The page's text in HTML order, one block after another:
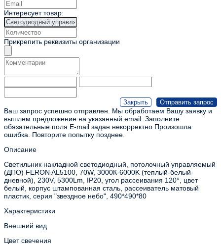
Интересует товар:
Прикрепить реквизиты организации
Ваш запрос успешно отправлен. Мы обработаем Вашу заявку и
вышлем предложение на указанный email. Заполните
обязательные поля E-mail задан некорректно Произошла
ошибка. Повторите попытку позднее.
Описание
Светильник накладной светодиодный, потолочный управляемый
(ДПО) FERON AL5100, 70W, 3000К-6000K (теплый-белый-
дневной), 230V, 5300Lm, IP20, угол рассеивания 120°, цвет
белый, корпус штампованная сталь, рассеиватель матовый
пластик, серия "звездное небо", 490*490*80
Характеристики
Внешний вид
Цвет свечения